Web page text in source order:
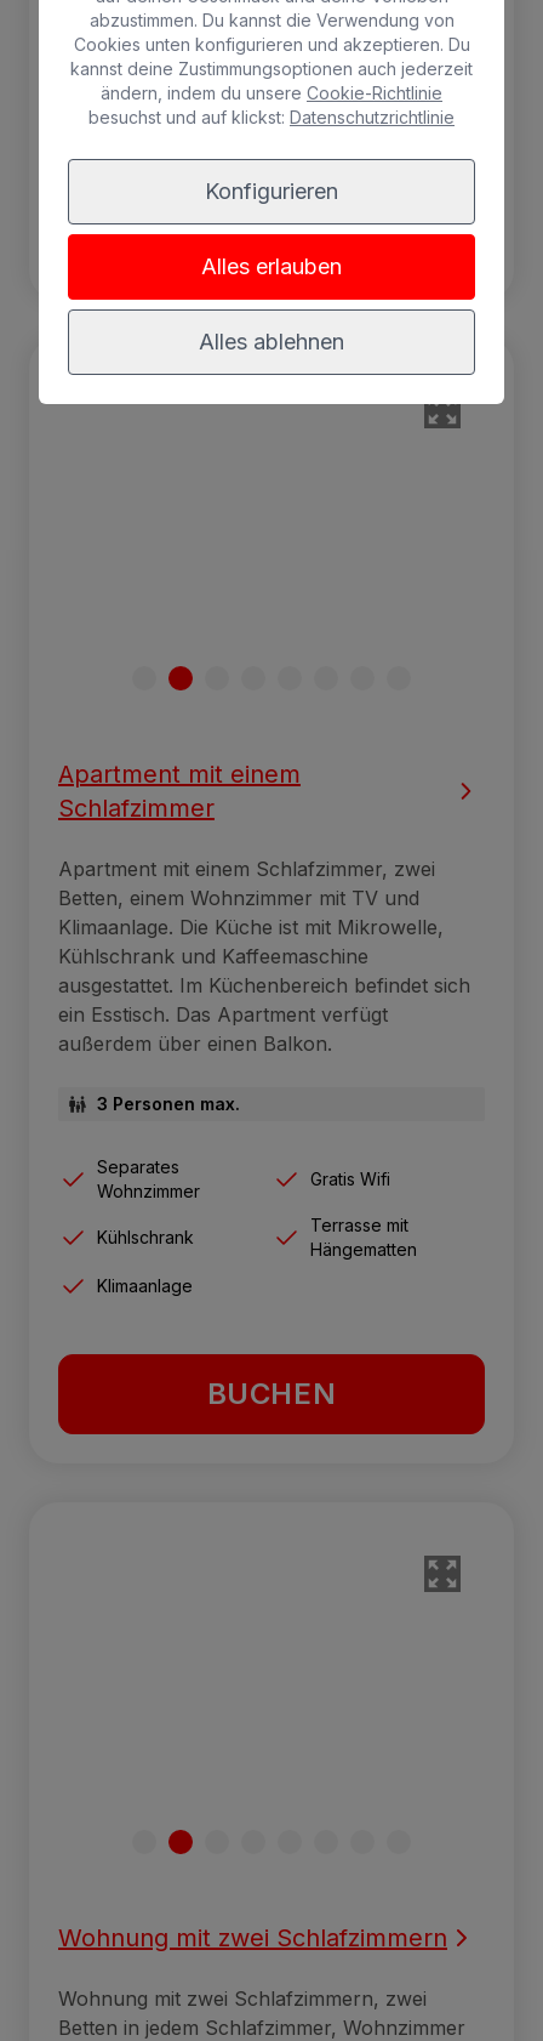
Gratis Wifi
Kühlschrank
Balkon
Klimaanlage
Safe
BUCHEN
Apartment mit einem
Schlafzimmer
Apartment mit einem Schlafzimmer, zwei
Betten, einem Wohnzimmer mit TV und
Klimaanlage. Die Küche ist mit Mikrowelle,
Kühlschrank und Kaffeemaschine
ausgestattet. Im Küchenbereich befindet sich
ein Esstisch. Das Apartment verfügt
außerdem über einen Balkon.
3 Personen max.
Separates
Wohnzimmer
Gratis Wifi
Kühlschrank
Terrasse mit
Hängematten
Klimaanlage
BUCHEN
Wohnung mit zwei Schlafzimmern
Wohnung mit zwei Schlafzimmern, zwei
Betten in jedem Schlafzimmer, Wohnzimmer
abzustimmen. Du kannst die Verwendung von
Cookies unten konfigurieren und akzeptieren. Du
kannst deine Zustimmungsoptionen auch jederzeit
ändern, indem du unsere Cookie-Richtlinie
besuchst und auf klickst: Datenschutzrichtlinie
Konfigurieren
Alles erlauben
Alles ablehnen